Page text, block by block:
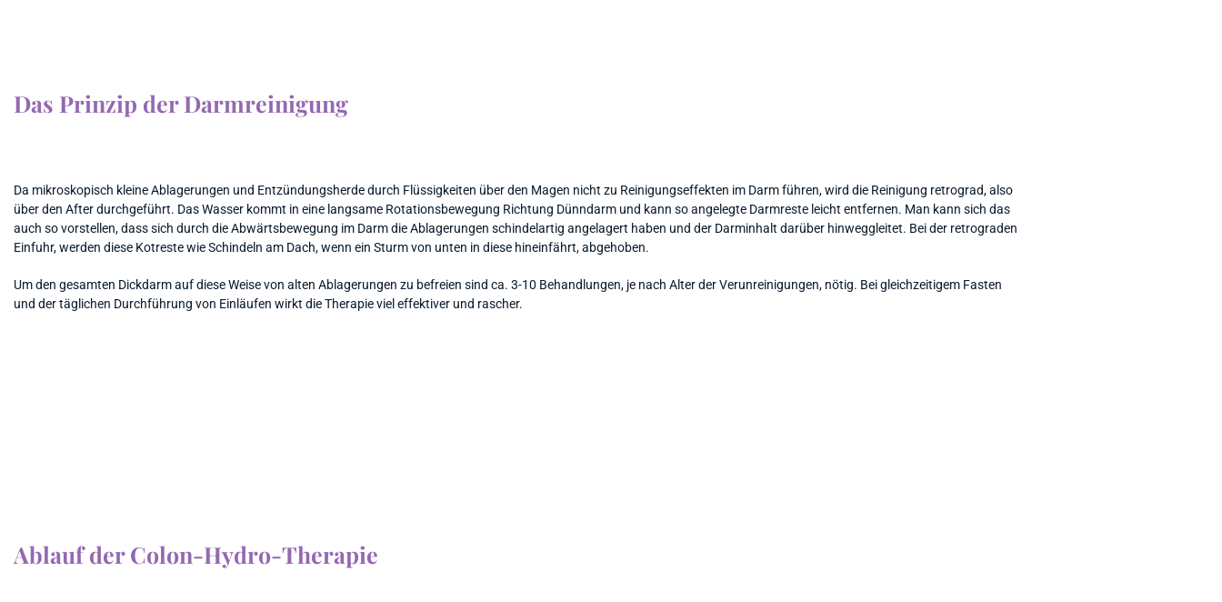
Das Prinzip der Darmreinigung
Da mikroskopisch kleine Ablagerungen und Entzündungsherde durch Flüssigkeiten über den Magen nicht zu Reinigungseffekten im Darm führen, wird die Reinigung retrograd, also
über den After durchgeführt. Das Wasser kommt in eine langsame Rotationsbewegung Richtung Dünndarm und kann so angelegte Darmreste leicht entfernen. Man kann sich das
auch so vorstellen, dass sich durch die Abwärtsbewegung im Darm die Ablagerungen schindelartig angelagert haben und der Darminhalt darüber hinweggleitet. Bei der retrograden
Einfuhr, werden diese Kotreste wie Schindeln am Dach, wenn ein Sturm von unten in diese hineinfährt, abgehoben.
Um den gesamten Dickdarm auf diese Weise von alten Ablagerungen zu befreien sind ca. 3-10 Behandlungen, je nach Alter der Verunreinigungen, nötig. Bei gleichzeitigem Fasten
und der täglichen Durchführung von Einläufen wirkt die Therapie viel effektiver und rascher.
Ablauf der Colon-Hydro-Therapie